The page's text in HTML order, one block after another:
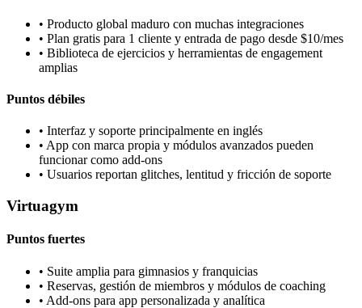
• Producto global maduro con muchas integraciones
• Plan gratis para 1 cliente y entrada de pago desde $10/mes
• Biblioteca de ejercicios y herramientas de engagement
amplias
Puntos débiles
• Interfaz y soporte principalmente en inglés
• App con marca propia y módulos avanzados pueden
funcionar como add-ons
• Usuarios reportan glitches, lentitud y fricción de soporte
Virtuagym
Puntos fuertes
• Suite amplia para gimnasios y franquicias
• Reservas, gestión de miembros y módulos de coaching
• Add-ons para app personalizada y analítica